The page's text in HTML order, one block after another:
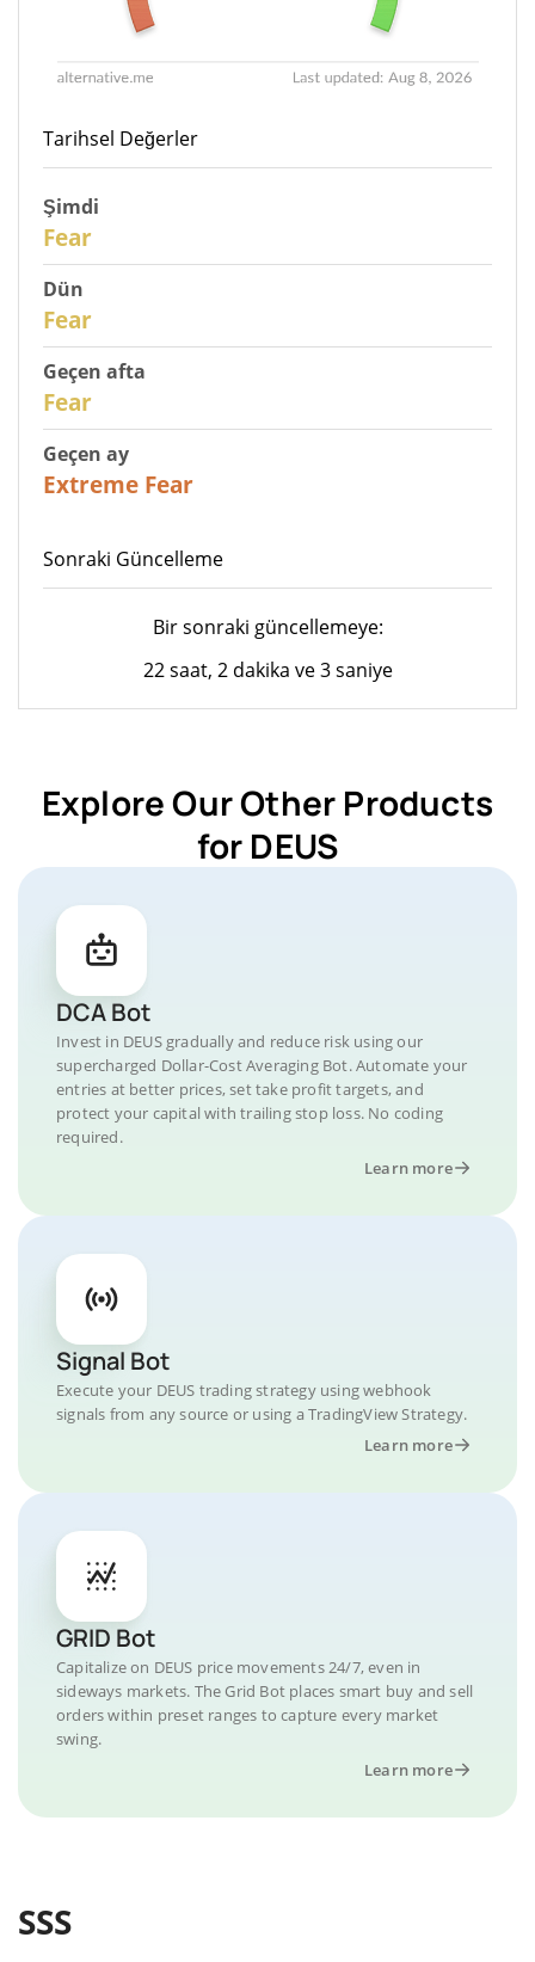
Tarihsel Değerler
Şimdi
Fear
Dün
Fear
Geçen afta
Fear
Geçen ay
Extreme Fear
Sonraki Güncelleme
Bir sonraki güncellemeye:
22 saat, 2 dakika ve 3 saniye
Explore Our Other Products
for DEUS
DCA Bot
Invest in DEUS gradually and reduce risk using our
supercharged Dollar-Cost Averaging Bot. Automate your
entries at better prices, set take profit targets, and
protect your capital with trailing stop loss. No coding
required.
Learn more
Signal Bot
Execute your DEUS trading strategy using webhook
signals from any source or using a TradingView Strategy.
Learn more
GRID Bot
Capitalize on DEUS price movements 24/7, even in
sideways markets. The Grid Bot places smart buy and sell
orders within preset ranges to capture every market
swing.
Learn more
SSS